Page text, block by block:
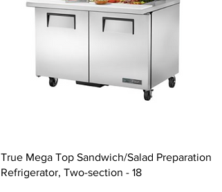
True Mega Top Sandwich/Salad Preparation
Refrigerator, Two-section - 18